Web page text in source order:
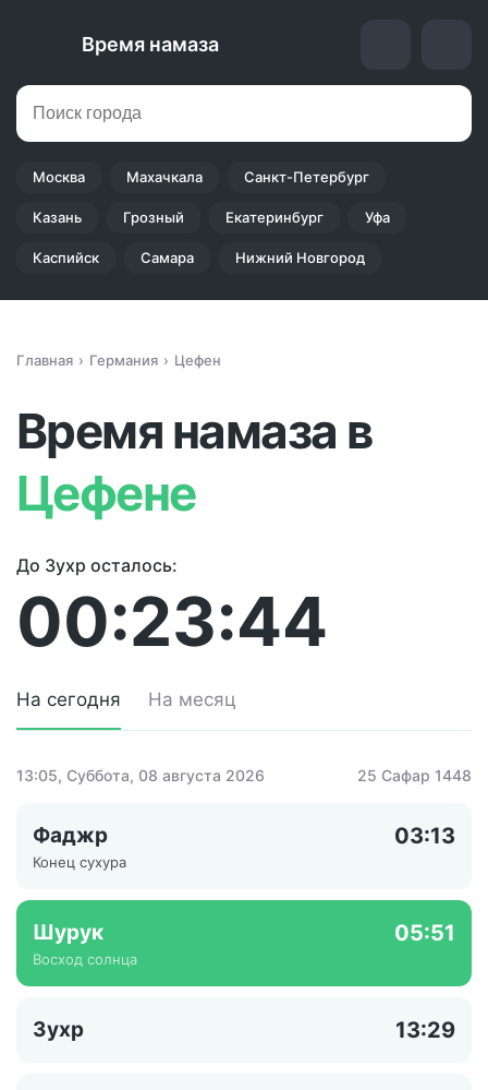
Время намаза
Москва Махачкала Санкт-Петербург
Казань Грозный Екатеринбург Уфа
Каспийск Самара Нижний Новгород
Главная Германия Цефен
Время намаза в
Цефене
До Зухр осталось:
00:23:44
На сегодня На месяц
13:05, Суббота, 08 августа 2026 25 Сафар 1448
Фаджр 03:13
Конец сухура
Шурук 05:51
Восход солнца
Зухр 13:29